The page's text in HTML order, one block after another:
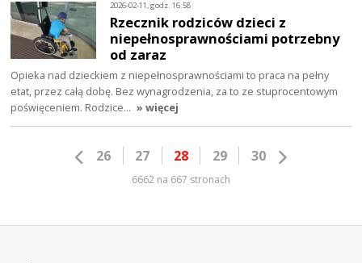
2026-02-11, godz. 16:58
Rzecznik rodziców dzieci z
niepełnosprawnościami potrzebny
od zaraz
Opieka nad dzieckiem z niepełnosprawnościami to praca na pełny
etat, przez całą dobę. Bez wynagrodzenia, za to ze stuprocentowym
poświęceniem. Rodzice… » więcej
26 27 28 29 30
6662 na 667 stronach